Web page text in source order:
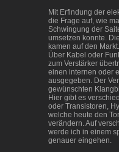
Mit Erfindung der
die Frage auf, wie
Schwingung der
umsetzen konnte.
kamen auf den Markt.
Über Kabel oder
zum Verstärker
einen internen oder
ausgegeben. Der
gewünschten
Hier gibt es
oder Transistoren,
welche heute den
verändern. Auf
werde ich in einem
genauer eingehen.